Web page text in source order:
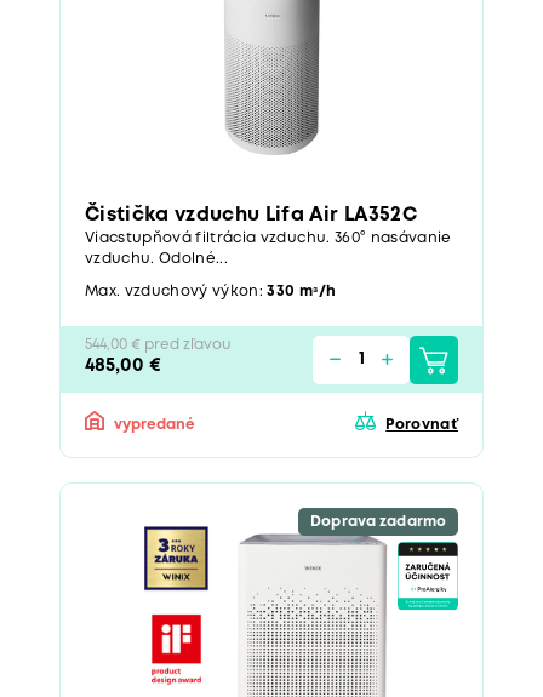
Čistička vzduchu Lifa Air LA352C
Viacstupňová filtrácia vzduchu. 360° nasávanie
vzduchu. Odolné...
Max. vzduchový výkon:330 mᶟ/h
544,00 € pred zľavou
485,00 €
vypredané Porovnať
Doprava zadarmo